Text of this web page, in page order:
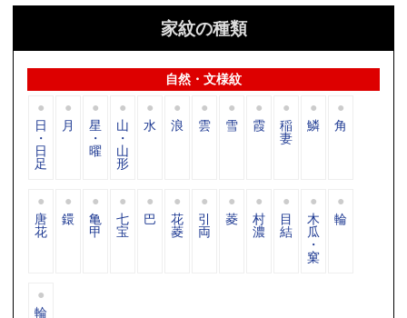
家紋の種類
自然・文様紋
日
・
日
足
月 星
・
曜
山
・
山
形
水 浪 雲 雪 霞 稲
妻
鱗 角
唐
花
鐶 亀
甲
七
宝
巴 花
菱
引
両
菱 村
濃
目
結
木
瓜
・
窠
輪
輪